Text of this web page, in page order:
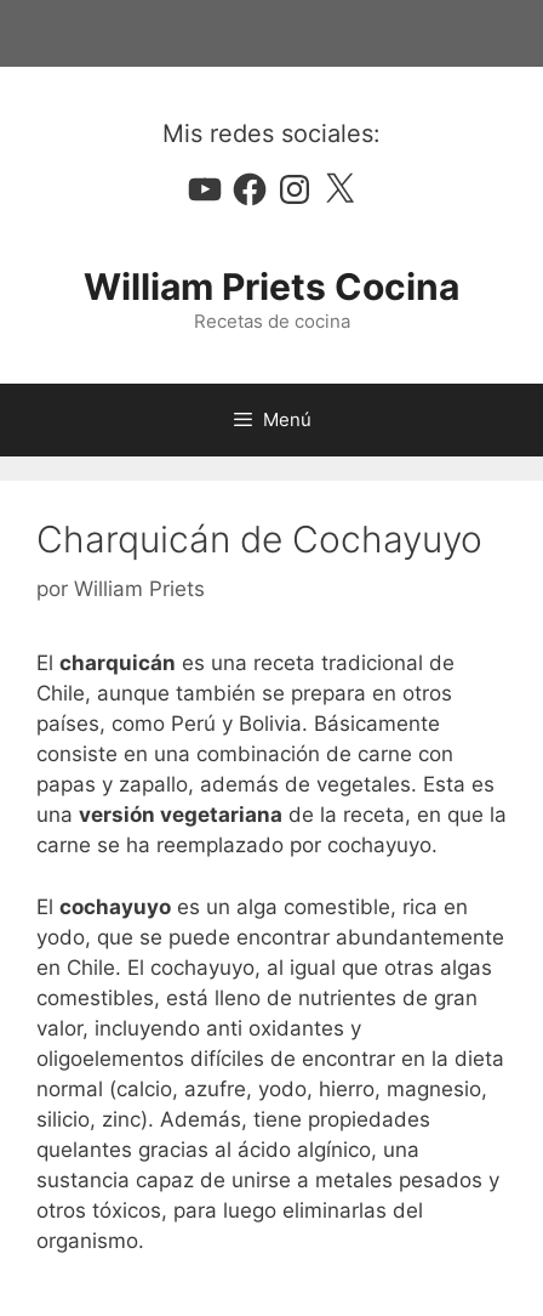
contenido
Mis redes sociales:
YouTubeFacebookInstagram
X
William Priets Cocina
Recetas de cocina
Menú
Charquicán de Cochayuyo
por William Priets
El charquicán es una receta tradicional de
Chile, aunque también se prepara en otros
países, como Perú y Bolivia. Básicamente
consiste en una combinación de carne con
papas y zapallo, además de vegetales. Esta es
una versión vegetariana de la receta, en que la
carne se ha reemplazado por cochayuyo.
El cochayuyo es un alga comestible, rica en
yodo, que se puede encontrar abundantemente
en Chile. El cochayuyo, al igual que otras algas
comestibles, está lleno de nutrientes de gran
valor, incluyendo anti oxidantes y
oligoelementos difíciles de encontrar en la dieta
normal (calcio, azufre, yodo, hierro, magnesio,
silicio, zinc). Además, tiene propiedades
quelantes gracias al ácido algínico, una
sustancia capaz de unirse a metales pesados y
otros tóxicos, para luego eliminarlas del
organismo.